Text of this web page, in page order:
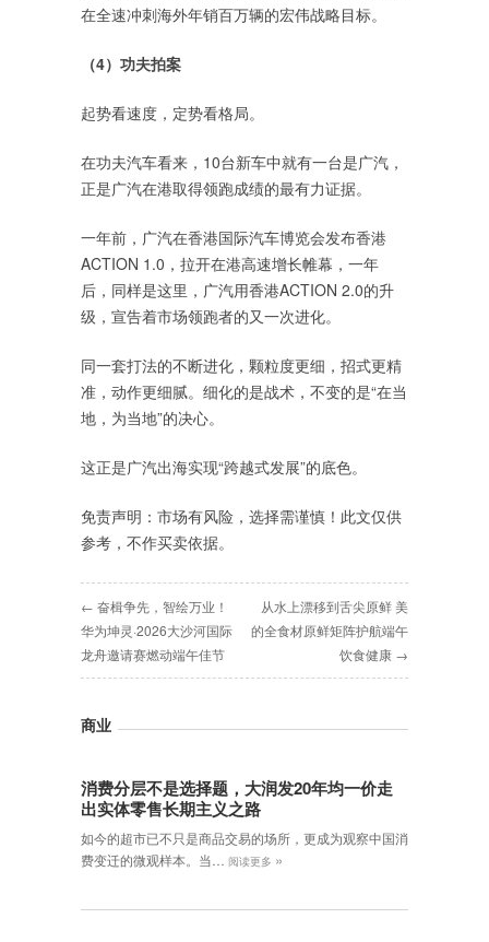
在全速冲刺海外年销百万辆的宏伟战略目标。
（4）功夫拍案
起势看速度，定势看格局。
在功夫汽车看来，10台新车中就有一台是广汽，
正是广汽在港取得领跑成绩的最有力证据。
一年前，广汽在香港国际汽车博览会发布香港
ACTION 1.0，拉开在港高速增长帷幕，一年
后，同样是这里，广汽用香港ACTION 2.0的升
级，宣告着市场领跑者的又一次进化。
同一套打法的不断进化，颗粒度更细，招式更精
准，动作更细腻。细化的是战术，不变的是“在当
地，为当地”的决心。
这正是广汽出海实现“跨越式发展”的底色。
免责声明：市场有风险，选择需谨慎！此文仅供
参考，不作买卖依据。
← 奋楫争先，智绘万业！
华为坤灵·2026大沙河国际
龙舟邀请赛燃动端午佳节
从水上漂移到舌尖原鲜 美
的全食材原鲜矩阵护航端午
饮食健康 →
商业
消费分层不是选择题，大润发20年均一价走
出实体零售长期主义之路
如今的超市已不只是商品交易的场所，更成为观察中国消
费变迁的微观样本。当…
阅读更多 »